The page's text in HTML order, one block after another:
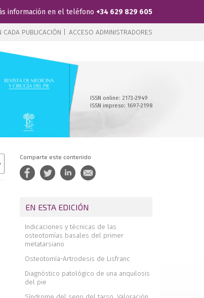
información en el teléfono +34 629 829 605
PUBLICACIÓN | ACCESO ADMINISTRADORES
ISSN online: 2173-2949
ISSN impreso: 1697-2198
Comparte este contenido
EN ESTA EDICIÓN
Indicaciones y técnicas de las
osteotomías basales del primer
metatarsiano
Osteotomía-Artrodesis de Lisfranc
Diagnóstico patológico de una anquilosis
del pie